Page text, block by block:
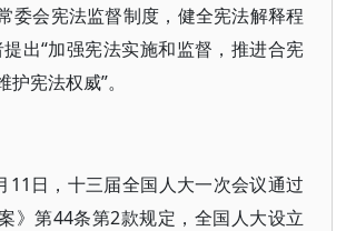
委会宪法监督制度，健全宪法解释程
出“加强宪法实施和监督，推进合宪
宪法权威”。
11日，十三届全国人大一次会议通过
》第44条第2款规定，全国人大设立